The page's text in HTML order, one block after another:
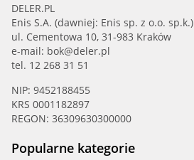
DELER.PL
Enis S.A. (dawniej: Enis sp. z o.o. sp.k.)
ul. Cementowa 10, 31-983 Kraków
e-mail: bok@deler.pl
tel. 12 268 31 51
NIP: 9452188455
KRS 0001182897
REGON: 36309630300000
Popularne kategorie